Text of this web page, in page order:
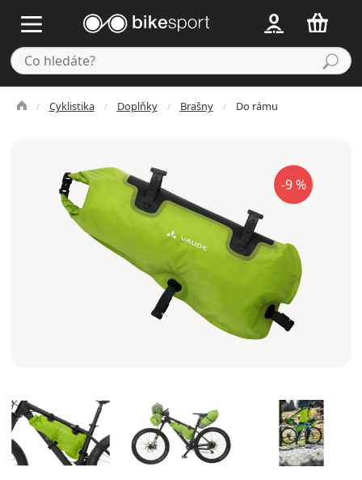
Cyklistika Doplňky Brašny Do rámu
-9 %